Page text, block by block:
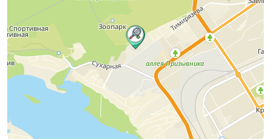
Локации:
лыжная база «Красное знамя» — беговой и
велоэтап
бассейн «Нептун» (СШОР водных видов спорта,
м-н Б. Хмельницкого, 1) — плавательный этап
Программа соревнований:
16 мая: